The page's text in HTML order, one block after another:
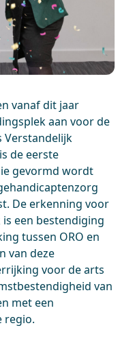
vanaf dit jaar
aan voor de
Verstandelijk
de eerste
gevormd wordt
De erkenning voor
een bestendiging
tussen ORO en
van deze
voor de arts
van
met een
regio.